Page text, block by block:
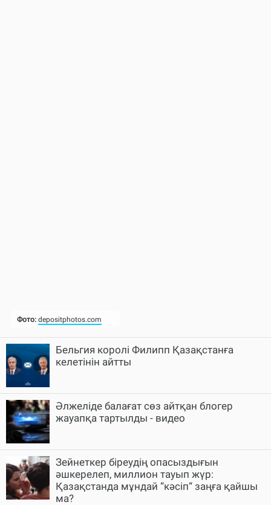
Бельгия королі Филипп Қазақстанға
келетінін айтты
Әлжеліде балағат сөз айтқан блогер
жауапқа тартылды - видео
Зейнеткер біреудің опасыздығын
әшкерелеп, миллион тауып жүр:
Қазақстанда мұндай “кәсіп“ заңға қайшы
ма?